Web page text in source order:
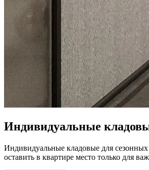
Индивидуальные
Индивидуальные кладовые для
оставить в квартире место только для